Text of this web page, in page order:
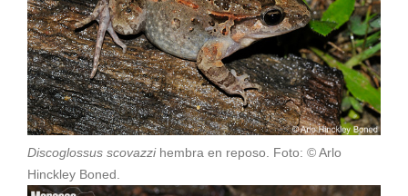
Discoglossus scovazzihembra en reposo. Foto: © Arlo
Hinckley Boned.